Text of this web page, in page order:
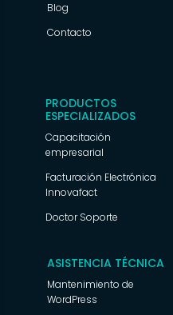
Blog
Contacto
PRODUCTOS
ESPECIALIZADOS
Capacitación
empresarial
Facturación Electrónica
Innovafact
Doctor Soporte
ASISTENCIA TÉCNICA
Mantenimiento de
WordPress